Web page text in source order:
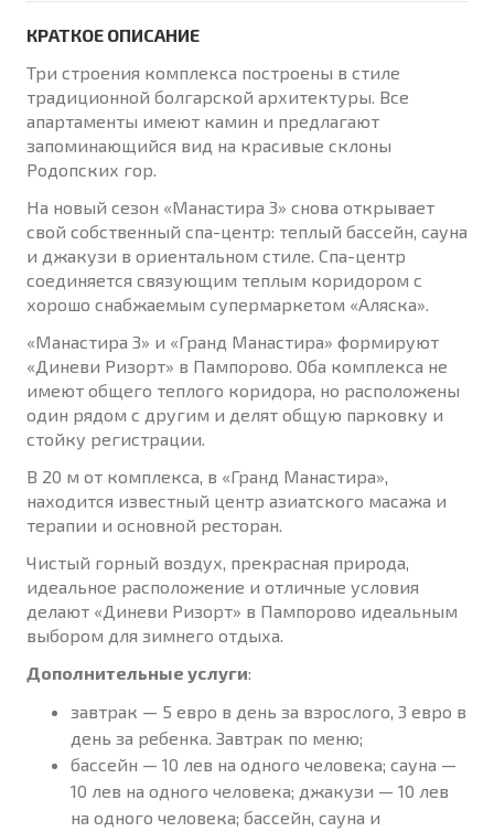
КРАТКОЕ ОПИСАНИЕ
Три строения комплекса построены в стиле
традиционной болгарской архитектуры. Все
апартаменты имеют камин и предлагают
запоминающийся вид на красивые склоны
Родопских гор.
На новый сезон «Манастира 3» снова открывает
свой собственный спа-центр: теплый бассейн, сауна
и джакузи в ориентальном стиле. Спа-центр
соединяется связующим теплым коридором с
хорошо снабжаемым супермаркетом «Аляска».
«Манастира 3» и «Гранд Манастира» формируют
«Диневи Ризорт» в Пампорово. Оба комплекса не
имеют общего теплого коридора, но расположены
один рядом с другим и делят общую парковку и
стойку регистрации.
В 20 м от комплекса, в «Гранд Манастира»,
находится известный центр азиатского масажа и
терапии и основной ресторан.
Чистый горный воздух, прекрасная природа,
идеальное расположение и отличные условия
делают «Диневи Ризорт» в Пампорово идеальным
выбором для зимнего отдыха.
Дополнительные услуги:
завтрак — 5 евро в день за взрослого, 3 евро в
день за ребенка. Завтрак по меню;
бассейн — 10 лев на одного человека; сауна —
10 лев на одного человека; джакузи — 10 лев
на одного человека; бассейн, сауна и